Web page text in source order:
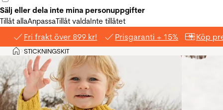
Sälj eller dela inte mina personuppgifter
Tillåt allaAnpassaTillåt valdaInte tillåtet
Fri frakt över 899 kr! Prisgaranti + 15% Köp
Hem
>STICKNINGSKIT